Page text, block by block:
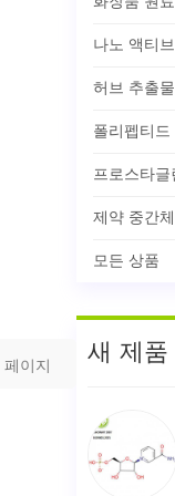
나노 액티
허브 추출물
폴리펩티드
프로스타
제약 중간체
모든 상품
새 제품
페이지